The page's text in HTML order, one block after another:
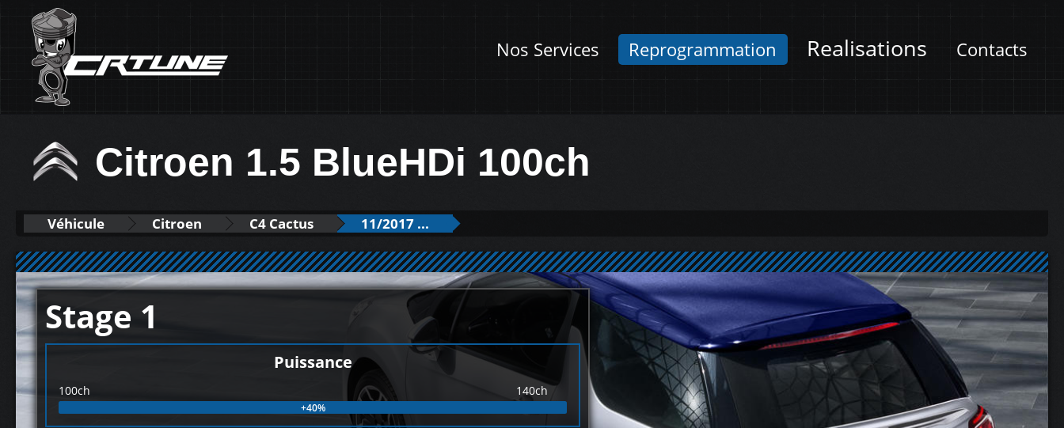
Nos Services Reprogrammation Realisations Contacts
Citroen 1.5 BlueHDi 100ch
Véhicule Citroen C4 Cactus 11/2017 ...
Stage 1
Puissance
100ch 140ch
+40%